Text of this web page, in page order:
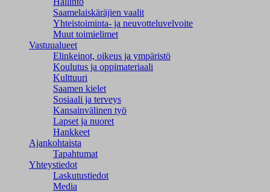
Saamelaiskäräjien vaalit
Yhteistoiminta- ja neuvotteluvelvoite
Muut toimielimet
Vastuualueet
Elinkeinot, oikeus ja ympäristö
Koulutus ja oppimateriaali
Kulttuuri
Saamen kielet
Sosiaali ja terveys
Kansainvälinen työ
Lapset ja nuoret
Hankkeet
Ajankohtaista
Tapahtumat
Yhteystiedot
Laskutustiedot
Media